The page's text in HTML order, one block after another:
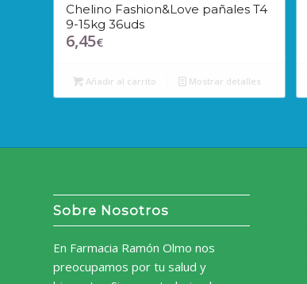
Chelino Fashion&Love pañales T4
9-15kg 36uds
6,45€
Añadir al carrito Mostrar detalles
Sobre Nosotros
En Farmacia Ramón Olmo nos
preocupamos por tu salud y